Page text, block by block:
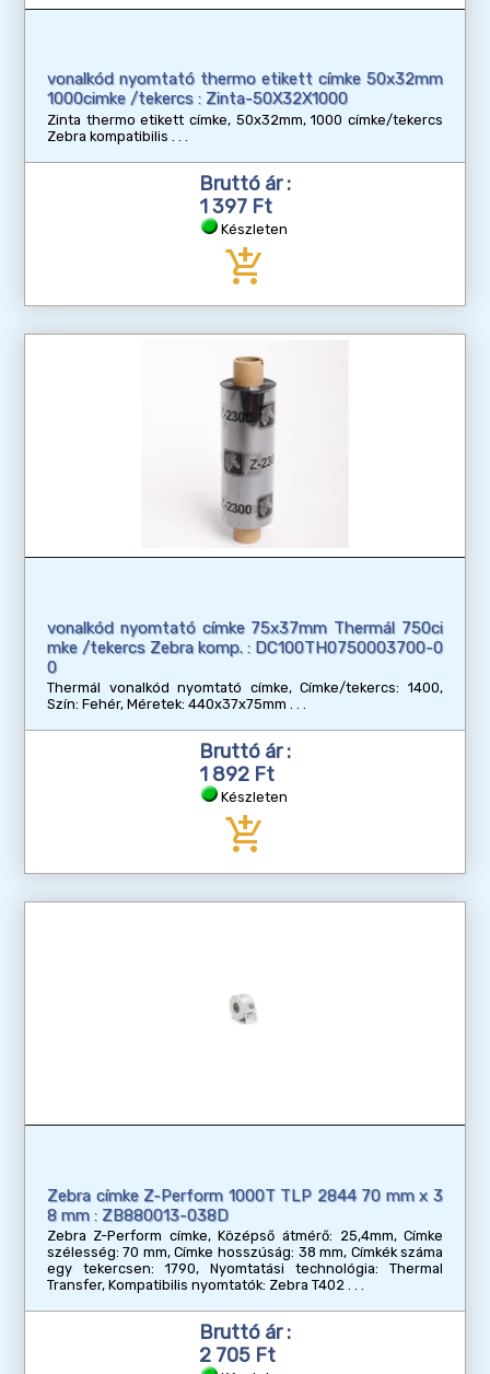
vonalkód nyomtató thermo etikett címke 50x32mm
1000cimke /tekercs : Zinta-50X32X1000
Zinta thermo etikett címke, 50x32mm, 1000 címke/tekercs
Zebra kompatibilis
Bruttó ár :
1 397 Ft
Készleten
add_shopping_cart
vonalkód nyomtató címke 75x37mm Thermál 750ci
mke /tekercs Zebra komp. : DC100TH0750003700-0
0
Thermál vonalkód nyomtató címke, Címke/tekercs: 1400,
Szín: Fehér, Méretek: 440x37x75mm
Bruttó ár :
1 892 Ft
Készleten
add_shopping_cart
Zebra címke Z-Perform 1000T TLP 2844 70 mm x 3
8 mm : ZB880013-038D
Zebra Z-Perform címke, Középső átmérő: 25,4mm, Címke
szélesség: 70 mm, Címke hosszúság: 38 mm, Címkék száma
egy tekercsen: 1790, Nyomtatási technológia: Thermal
Transfer, Kompatibilis nyomtatók: Zebra T402
Bruttó ár :
2 705 Ft